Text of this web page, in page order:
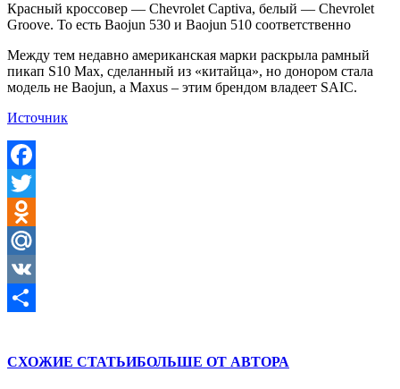
Красный кроссовер — Chevrolet Captiva, белый — Chevrolet
Groove. То есть Baojun 530 и Baojun 510 соответственно
Между тем недавно американская марки раскрыла рамный
пикап S10 Max, сделанный из «китайца», но донором стала
модель не Baojun, а Maxus – этим брендом владеет SAIC.
Источник
Facebook
Twitter
Odnoklassniki
Mail.Ru
VK
СХОЖИЕ СТАТЬИБОЛЬШЕ ОТ АВТОРА